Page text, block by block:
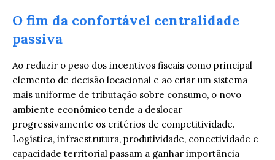
O fim da confortável centralidade
passiva
Ao reduzir o peso dos incentivos fiscais como principal
elemento de decisão locacional e ao criar um sistema
mais uniforme de tributação sobre consumo, o novo
ambiente econômico tende a deslocar
progressivamente os critérios de competitividade.
Logística, infraestrutura, produtividade, conectividade e
capacidade territorial passam a ganhar importância